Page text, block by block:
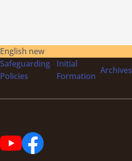
English new
Safeguarding
Policies
Initial
Formation
Archives